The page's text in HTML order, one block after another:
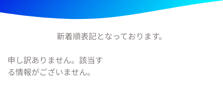
新着順表記となっております。
申し訳ありません。該当す
る情報がございません。